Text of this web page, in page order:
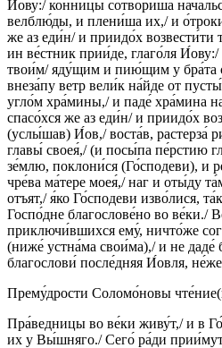
И́ову:/ ко́нницы сотвори́ша
велблю́ды, и плени́ша их,/ и
же аз еди́н/ и приидо́х возвести́ти
ин ве́стник прии́де, глаго́ля
твои́м/ яду́щим и пию́щим у бра́та
внеза́пу ветр вели́к на́йде от
угло́м хра́мины,/ и паде́ хра́мина
спасо́хся же аз еди́н/ и приидо́х
(услы́шав) И́ов,/ воста́в, растерза́
главы́ своея́,/ (и посы́па пе́рстию
зе́млю, поклони́ся (Го́сподеви), и
чре́ва ма́тере моея́,/ наг и оты́ду
отъят,/ я́ко Го́сподеви изво́лися,
Госпо́дне благослове́но во ве́ки./
приключи́вшихся ему́, ничто́же
(ниже́ устна́ма свои́ма),/ и не даде́
благослови́ после́дняя И́овля,
Прему́дрости Соломо́новы
Пра́ведницы во ве́ки живу́т,/ и в
их у Вы́шняго./ Сего́ ра́ди